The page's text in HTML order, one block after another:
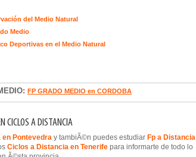
del Medio Natural
Medio
Deportivas en el Medio Natural
FP GRADO MEDIO en CORDOBA
CICLOS A DISTANCIA
en Pontevedra y tambiÃ©n puedes estudiar Fp a Distancia
Ciclos a Distancia en Tenerife para informarte de todo lo